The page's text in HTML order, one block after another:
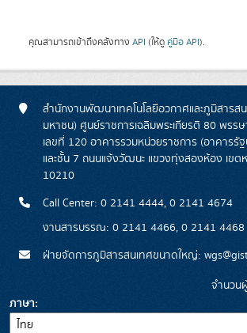
คุณสามารถเข้าถึงคลังทาง API (ให้ดู คู่มือ API).
สำนักงานพัฒนาเทคโนโลยีอวกาศและภูมิสารส
มหาชน) ศูนย์ราชการเฉลิมพระเกียรติ 80 พรร
เลขที่ 120 อาคารรวมหน่วยราชการ (อาคารรั
และชั้น 7 ถนนแจ้งวัฒนะ แขวงทุ่งสองห้อง เขต
10210
Call Center: 0 2141 4444, 0 2141 4674
งานสารบรรณ: 0 2141 4466, 0 2141 4468
ฝ่ายจัดการภูมิสารสนเทศขนาดใหญ่:
จำนวน
ภาษา